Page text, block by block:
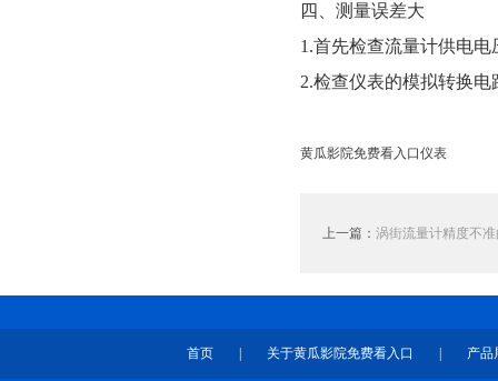
四、测量误差大
1.首先检查流量计供电电
2.检查仪表的模拟转换电
黄瓜影院免费看入口仪表
上一篇： 涡街流量计精度不
首页 关于黄瓜影院免费看入口 产品